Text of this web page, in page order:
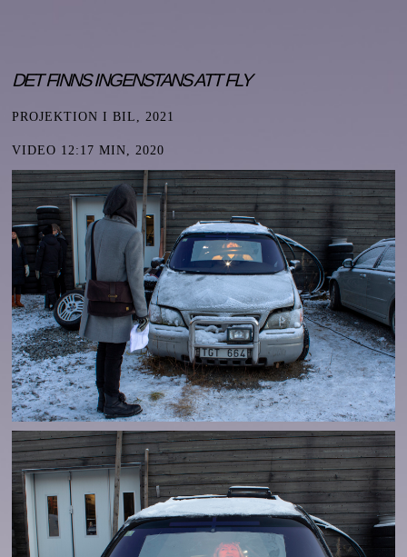
DET FINNS INGENSTANS ATT FLY
PROJEKTION I BIL, 2021
VIDEO 12:17 MIN, 2020